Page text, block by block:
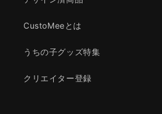
CustoMeeとは
うちの子グッズ特集
クリエイター登録